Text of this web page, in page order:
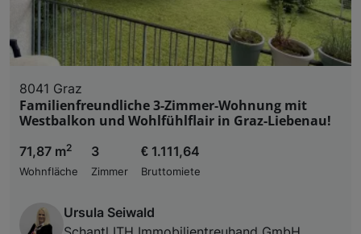
8041 Graz
Familienfreundliche 3-Zimmer-Wohnung mit
Westbalkon und Wohlfühlflair in Graz-Liebenau!
71,87 m2
Wohnfläche
3
Zimmer
€ 1.111,64
Bruttomiete
Ursula Seiwald